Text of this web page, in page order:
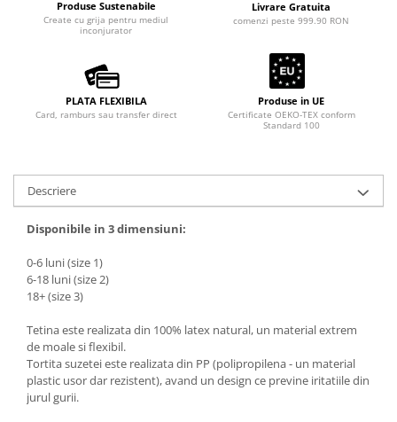
Produse Sustenabile
Create cu grija pentru mediul
inconjurator
Livrare Gratuita
comenzi peste 999.90 RON
PLATA FLEXIBILA
Card, ramburs sau transfer direct
Produse in UE
Certificate OEKO-TEX conform
Standard 100
Descriere
Disponibile in 3 dimensiuni:
0-6 luni (size 1)
6-18 luni (size 2)
18+ (size 3)
Tetina este realizata din 100% latex natural, un material extrem
de moale si flexibil.
Tortita suzetei este realizata din PP (polipropilena - un material
plastic usor dar rezistent), avand un design ce previne iritatiile din
jurul gurii.